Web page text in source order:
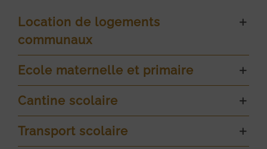
Location de logements
communaux
Ecole maternelle et primaire
Cantine scolaire
Transport scolaire